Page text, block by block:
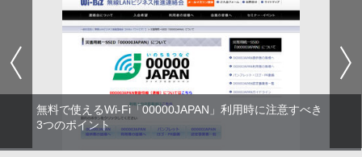
無料で使えるWi-Fi「00000JAPAN」利用時に注意すべき
3つのポイント